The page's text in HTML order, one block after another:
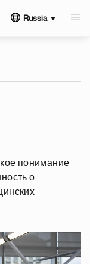
Russia
понимание
о